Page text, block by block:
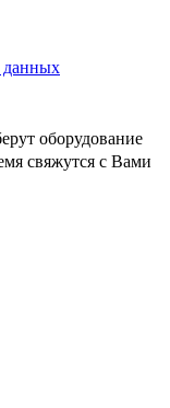
данных
оборудование
свяжутся с Вами